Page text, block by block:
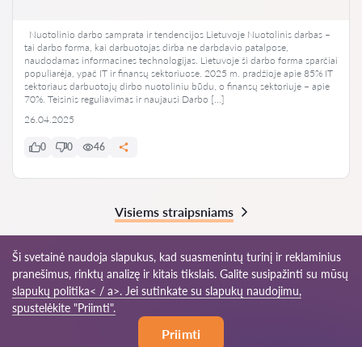
Nuotolinio darbo samprata ir tendencijos Lietuvoje Nuotolinis darbas –
tai darbo forma, kai darbuotojas dirba ne darbdavio patalpose,
naudodamas informacines technologijas. Lietuvoje ši darbo forma sparčiai
populiarėja, ypač IT ir finansų sektoriuose. 2025 m. pradžioje apie 85% IT
sektoriaus darbuotojų dirbo nuotoliniu būdu, o finansų sektoriuje – apie
70%. Teisinis reguliavimas ir naujausi Darbo […]
26.04.2025
0 0 46
Visiems straipsniams
© 2026 Advokatas-lt.com
Svetainės
žemėlapis
Ši svetainė naudoja slapukus, kad suasmenintų turinį ir reklaminius
pranešimus, rinktų analizę ir kitais tikslais. Galite susipažinti su mūsų
slapukų politika< / a>. Jei sutinkate su slapukų naudojimu,
spustelėkite "Priimti".
Priimti